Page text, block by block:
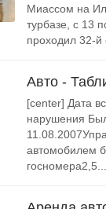
Миассом на
турбазе, с 13
проходил 32-й
Авто -
[center] Дата
нарушения
автомобилем
госномера2,5...